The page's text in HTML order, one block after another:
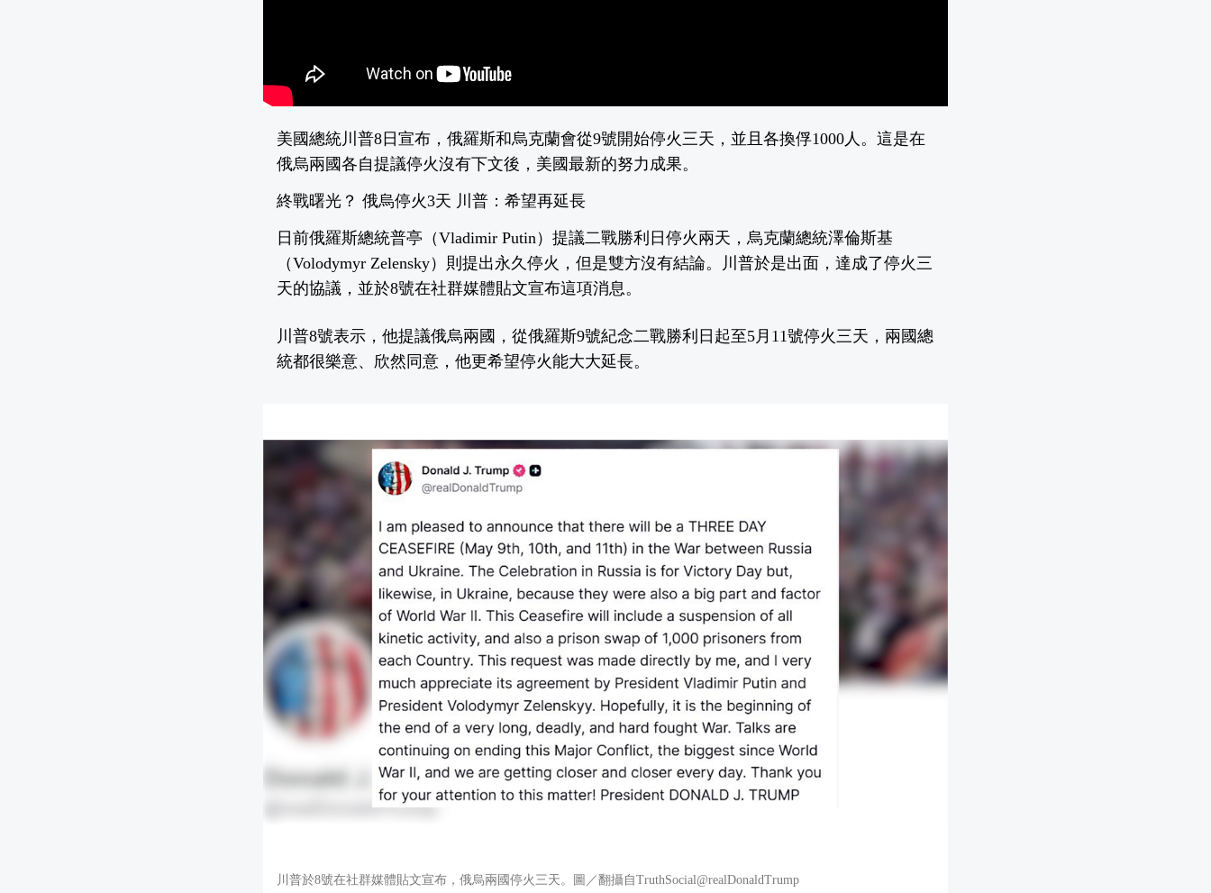
美國總統川普8日宣布，俄羅斯和烏克蘭會從9號開始停火三天，並且各換俘1000人。這是在
俄烏兩國各自提議停火沒有下文後，美國最新的努力成果。
終戰曙光？ 俄烏停火3天 川普：希望再延長
日前俄羅斯總統普亭（Vladimir Putin）提議二戰勝利日停火兩天，烏克蘭總統澤倫斯基
（Volodymyr Zelensky）則提出永久停火，但是雙方沒有結論。川普於是出面，達成了停火三
天的協議，並於8號在社群媒體貼文宣布這項消息。
川普8號表示，他提議俄烏兩國，從俄羅斯9號紀念二戰勝利日起至5月11號停火三天，兩國總
統都很樂意、欣然同意，他更希望停火能大大延長。
川普於8號在社群媒體貼文宣布，俄烏兩國停火三天。圖／翻攝自TruthSocial@realDonaldTrump